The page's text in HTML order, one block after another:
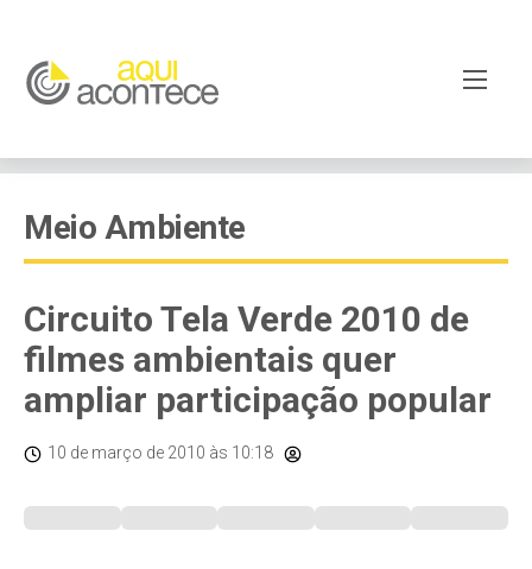
Meio Ambiente
Circuito Tela Verde 2010 de
filmes ambientais quer
ampliar participação popular
10 de março de 2010 às 10:18